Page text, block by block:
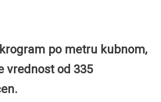
po metru kubnom,
vrednost od 335